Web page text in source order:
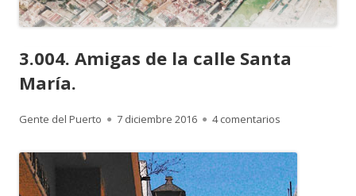
3.004. Amigas de la calle Santa
María.
Autor
Gente del Puerto
Publicado
7 diciembre 2016 4 comentarios